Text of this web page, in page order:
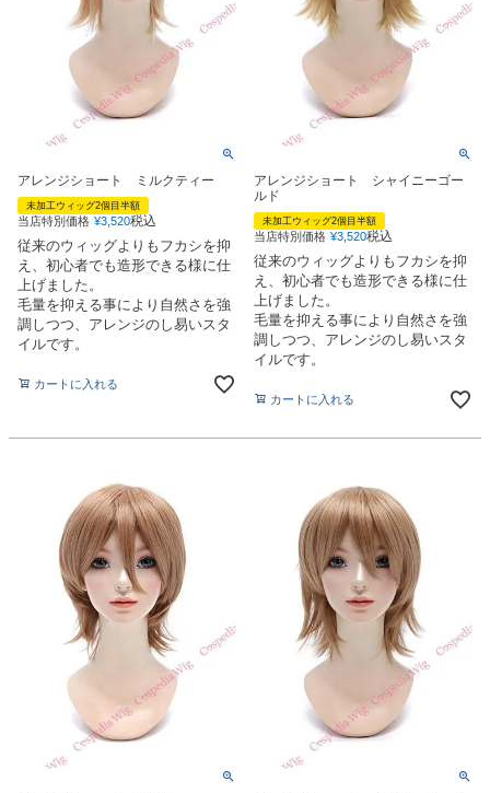
アレンジショート ミルクティー
未加工ウィッグ2個目半額
当店特別価格 ¥3,520税込
従来のウィッグよりもフカシを抑
え、初心者でも造形できる様に仕
上げました。
毛量を抑える事により自然さを強
調しつつ、アレンジのし易いスタ
イルです。
カートに入れる
アレンジショート シャイニーゴー
ルド
未加工ウィッグ2個目半額
当店特別価格 ¥3,520税込
従来のウィッグよりもフカシを抑
え、初心者でも造形できる様に仕
上げました。
毛量を抑える事により自然さを強
調しつつ、アレンジのし易いスタ
イルです。
カートに入れる